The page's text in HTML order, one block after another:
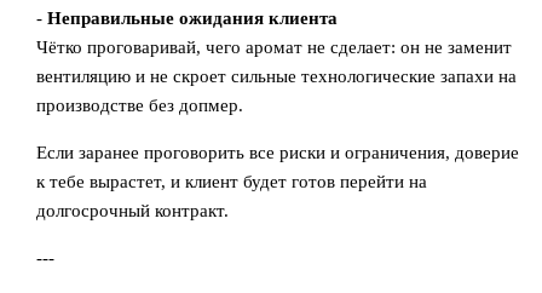
-Неправильные ожидания клиента
Чётко проговаривай, чего аромат не сделает: он не заменит
вентиляцию и не скроет сильные технологические запахи на
производстве без допмер.
Если заранее проговорить все риски и ограничения, доверие
к тебе вырастет, и клиент будет готов перейти на
долгосрочный контракт.
---